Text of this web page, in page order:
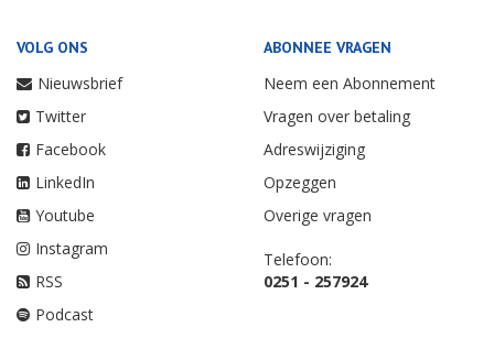
VOLG ONS
Nieuwsbrief
Twitter
Facebook
LinkedIn
Youtube
Instagram
RSS
Podcast
ABONNEE VRAGEN
Neem een Abonnement
Vragen over betaling
Adreswijziging
Opzeggen
Overige vragen
Telefoon:
0251 - 257924